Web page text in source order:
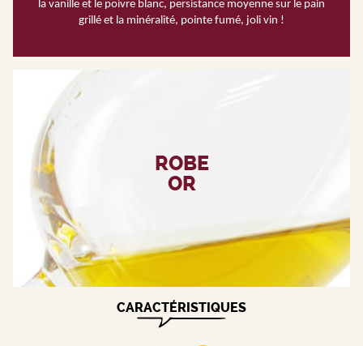
la vanille et le poivre blanc, persistance moyenne sur le pain
grillé et la minéralité, pointe fumé, joli vin !
ROBE
OR
CARACTÉRISTIQUES